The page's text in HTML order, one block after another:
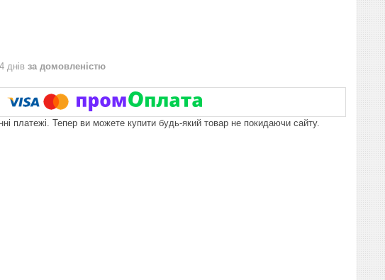
днів за домовленістю
платежі. Тепер ви можете купити будь-який товар не покидаючи сайту.